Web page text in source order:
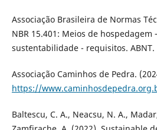
Associação Brasileira de Normas
NBR 15.401: Meios de hospedagem
sustentabilidade - requisitos. ABNT.
Associação Caminhos de Pedra.
https://
Baltescu, C. A., Neacsu, N. A.,